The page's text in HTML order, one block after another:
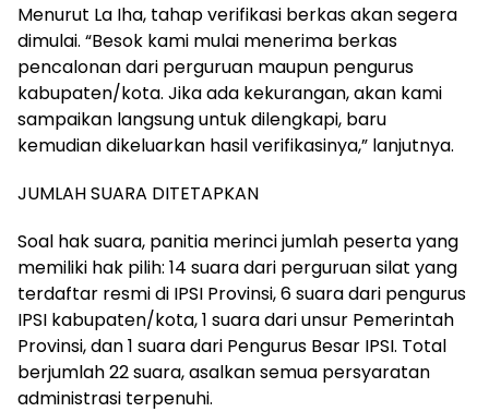
Menurut La Iha, tahap verifikasi berkas akan segera
dimulai. “Besok kami mulai menerima berkas
pencalonan dari perguruan maupun pengurus
kabupaten/kota. Jika ada kekurangan, akan kami
sampaikan langsung untuk dilengkapi, baru
kemudian dikeluarkan hasil verifikasinya,” lanjutnya.
JUMLAH SUARA DITETAPKAN
Soal hak suara, panitia merinci jumlah peserta yang
memiliki hak pilih: 14 suara dari perguruan silat yang
terdaftar resmi di IPSI Provinsi, 6 suara dari pengurus
IPSI kabupaten/kota, 1 suara dari unsur Pemerintah
Provinsi, dan 1 suara dari Pengurus Besar IPSI. Total
berjumlah 22 suara, asalkan semua persyaratan
administrasi terpenuhi.